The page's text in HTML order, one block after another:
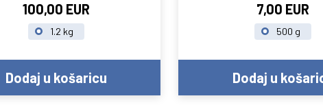
100,00 EUR
1.2 kg
7,00 EUR
500 g